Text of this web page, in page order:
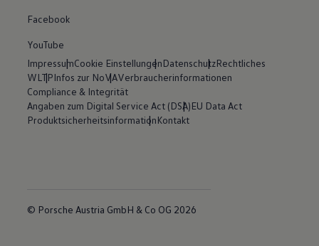
Facebook
YouTube
ImpressumCookie EinstellungenDatenschutzRechtliches
WLTPInfos zur NoVAVerbraucherinformationen
Compliance & Integrität
Angaben zum Digital Service Act (DSA)EU Data Act
ProduktsicherheitsinformationKontakt
© Porsche Austria GmbH & Co OG 2026